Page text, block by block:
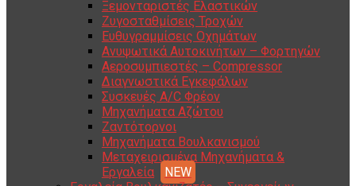
Ξεμονταριστές Ελαστικών
Ζυγοσταθμίσεις Τροχών
Ευθυγραμμίσεις Οχημάτων
Ανυψωτικά Αυτοκινήτων – Φορτηγών
Αεροσυμπιεστές – Compressor
Διαγνωστικά Εγκεφάλων
Συσκευές A/C Φρέον
Μηχανήματα Αζώτου
Ζαντότορνοι
Μηχανήματα Βουλκανισμού
Μεταχειρισμένα Μηχανήματα &
Εργαλεία